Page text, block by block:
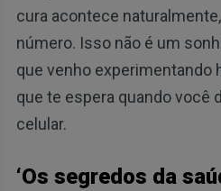
cura acontece
número. Isso não é um
que venho experimentando
que te espera quando você
celular.
‘Os segredos da